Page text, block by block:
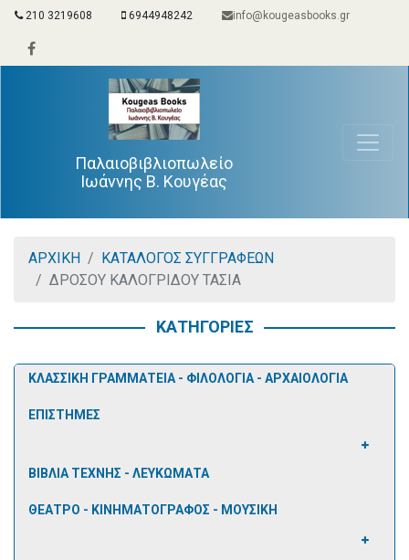
210 3219608 6944948242 info@kougeasbooks.gr
Παλαιοβιβλιοπωλείο
Ιωάννης Β. Κουγέας
ΑΡΧΙΚΗ
ΚΑΤΑΛΟΓΟΣ ΣΥΓΓΡΑΦΕΩΝ
ΔΡΟΣΟΥ ΚΑΛΟΓΡΙΔΟΥ ΤΑΣΙΑ
ΚΑΤΗΓΟΡΙΕΣ
ΚΛΑΣΣΙΚΗ ΓΡΑΜΜΑΤΕΙΑ - ΦΙΛΟΛΟΓΙΑ - ΑΡΧΑΙΟΛΟΓΙΑ
ΕΠΙΣΤΗΜΕΣ
ΒΙΒΛΙΑ ΤΕΧΝΗΣ - ΛΕΥΚΩΜΑΤΑ
ΘΕΑΤΡΟ - ΚΙΝΗΜΑΤΟΓΡΑΦΟΣ - ΜΟΥΣΙΚΗ